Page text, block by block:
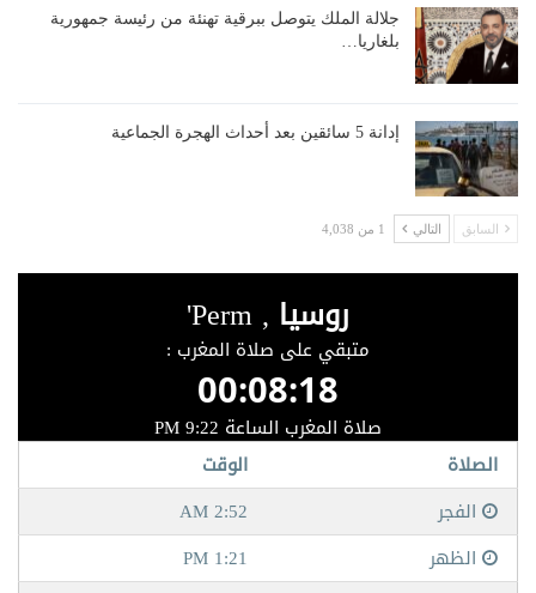
جلالة الملك يتوصل ببرقية تهنئة من رئيسة جمهورية
بلغاريا…
إدانة 5 سائقين بعد أحداث الهجرة الجماعية
السابق التالي 1 من 4,038